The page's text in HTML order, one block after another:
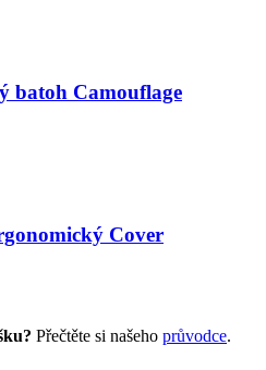
batoh Camouflage
Cover
Přečtěte si našeho průvodce.